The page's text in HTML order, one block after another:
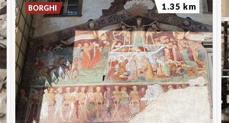
BORGHI 1.35 km